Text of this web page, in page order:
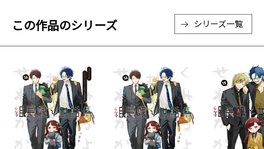
この作品のシリーズ シリーズ一覧